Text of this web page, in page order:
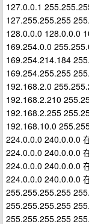
127.0.0.1
127.255.255.255
128.0.0.0 128.0.0.0
169.254.0.0
169.254.214.184
169.254.255.255
192.168.2.0
192.168.2.210
192.168.2.255
192.168.10.0
224.0.0.0 240.0.0.0
224.0.0.0 240.0.0.0
224.0.0.0 240.0.0.0
224.0.0.0 240.0.0.0
255.255.255.255
255.255.255.255
255.255.255.255